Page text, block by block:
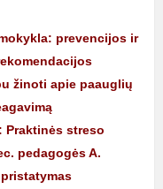
prevencijos ir
žinoti apie paauglių
Praktinės streso
pedagogės A.